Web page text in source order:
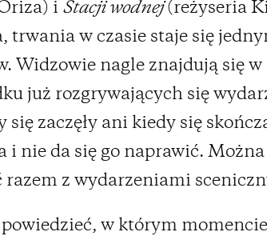
i Stacji wodnej(reżyseria
trwania w czasie staje się
Widzowie nagle znajdują się w
już rozgrywających się
zaczęły ani kiedy się
i nie da się go naprawić.
razem z wydarzeniami
w którym